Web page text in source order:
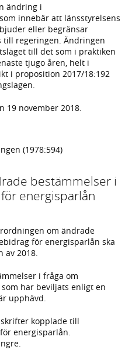
ändring i
innebär att länsstyrelsens
eller begränsar
till regeringen. Ändringen
till det som i praktiken
tjugo åren, helt i
i proposition 2017/18:192
19 november 2018.
(1978:594)
bestämmelser i
energisparlån
om ändrade
för energisparlån ska
av 2018.
i fråga om
har beviljats enligt en
upphävd.
kopplade till
energisparlån.